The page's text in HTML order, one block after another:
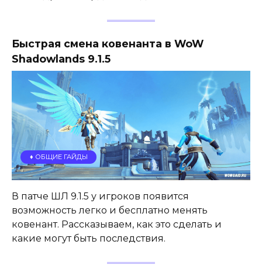
Быстрая смена ковенанта в WoW
Shadowlands 9.1.5
♦️ ОБЩИЕ ГАЙДЫ
В патче ШЛ 9.1.5 у игроков появится
возможность легко и бесплатно менять
ковенант. Рассказываем, как это сделать и
какие могут быть последствия.